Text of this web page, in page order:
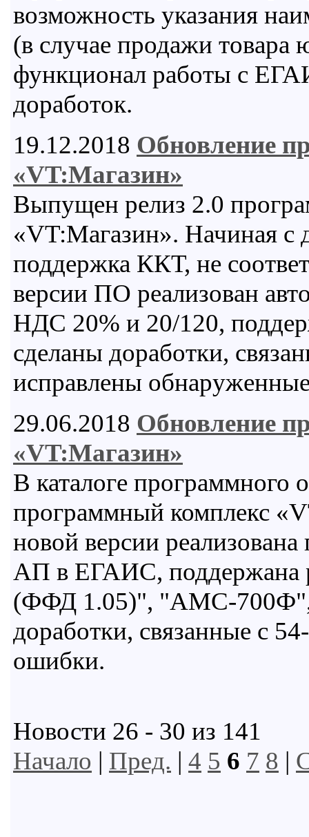
возможность указания
(в случае продажи
функционал работы с
доработок.
19.12.2018 Обновление
«VT:Магазин»
Выпущен релиз 2.0
«VT:Магазин». Начиная с
поддержка ККТ, не
версии ПО реализован
НДС 20% и 20/120,
сделаны доработки,
исправлены
29.06.2018 Обновление
«VT:Магазин»
В каталоге программного
программный комплекс
новой версии
АП в ЕГАИС,
(ФФД 1.05)", "АМС-700Ф",
доработки, связанные с
ошибки.
Новости 26 - 30 из 141
Начало | Пред. | 4 5 6 7 8 |